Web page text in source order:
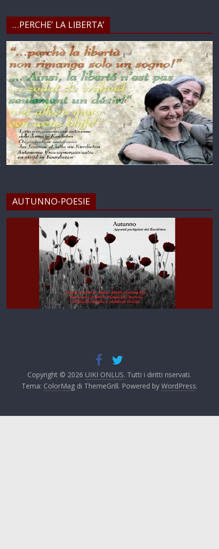
…PERCHE’ LA LIBERTA’
AUTUNNO-POESIE
Copyright © 2026 UIKI ONLUS. Tutti i diritti riservati.
Tema: ColorMagdi ThemeGrill. Powered by WordPress.